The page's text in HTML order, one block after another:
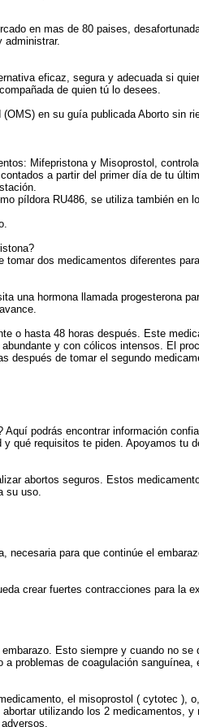
en mas de 80 paises,
administrar.
eficaz, segura y adecuada si
de quien tú lo desees.
en su guía publicada Aborto sin
Mifepristona y Misoprostol,
a partir del primer día de tu
píldora RU486, se utiliza también en
dos medicamentos diferentes
una hormona llamada progesterona
o hasta 48 horas después. Este
y con cólicos intensos. El
después de tomar el segundo
podrás encontrar información
qué requisitos te piden. Apoyamos tu
abortos seguros. Estos
su uso.
necesaria para que continúe el
crear fuertes contracciones para la
Esto siempre y cuando no
problemas de coagulación sanguínea,
el misoprostol ( cytotec ),
utilizando los 2 medicamentos,